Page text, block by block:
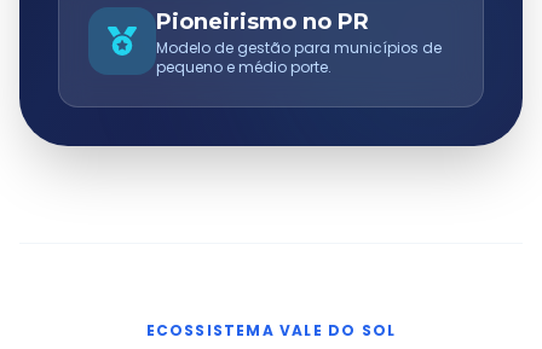
Pioneirismo no PR
Modelo de gestão para municípios de
pequeno e médio porte.
ECOSSISTEMA VALE DO SOL